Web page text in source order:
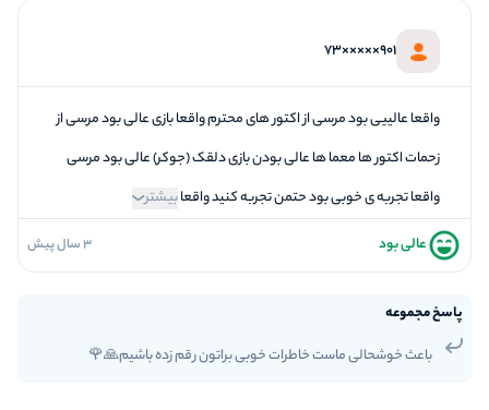
901×××××73
واقعا عالییی بود مرسی از اکتور های محترم واقعا بازی عالی بود مرسی از
زحمات اکتور ها معما ها عالی بودن بازی دلقک (جوکر) عالی بود مرسی
واقعا تجربه ی خوبی بود حتمن تجربه کنید واقعابیشتر
فضاسازی 5 عالی بود 3 سال پیش
پاسخ مجموعه
باعث خوشحالی ماست خاطرات خوبی براتون رقم زده باشیم🙏🌹